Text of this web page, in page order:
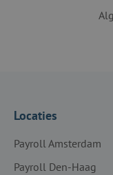
Locaties
Payroll Amsterdam
Payroll Den-Haag